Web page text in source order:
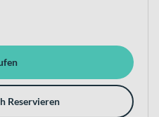
Reservieren